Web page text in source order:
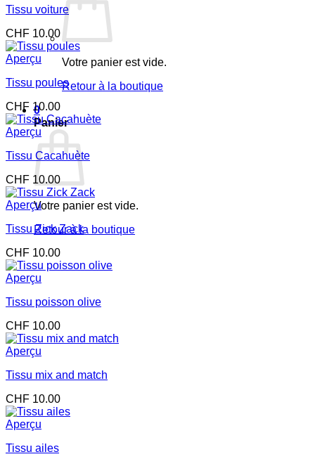
Votre panier est vide.
Retour à la boutique
0
Panier
Votre panier est vide.
Retour à la boutique
Tissu voiture
CHF 10.00
Aperçu
Tissu poules
CHF 10.00
Aperçu
Tissu Cacahuète
CHF 10.00
Aperçu
Tissu Zick Zack
CHF 10.00
Aperçu
Tissu poisson olive
CHF 10.00
Aperçu
Tissu mix and match
CHF 10.00
Aperçu
Tissu ailes